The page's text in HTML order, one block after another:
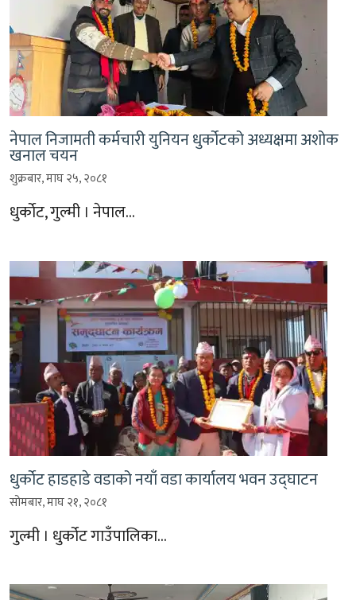
नेपाल निजामती कर्मचारी युनियन धुर्कोटको अध्यक्षमा अशोक
खनाल चयन
शुक्रबार, माघ २५, २०८१
धुर्काेट, गुल्मी । नेपाल…
धुर्काेट हाडहाडे वडाको नयाँ वडा कार्यालय भवन उद्घाटन
सोमबार, माघ २१, २०८१
गुल्मी । धुर्कोट गाउँपालिका…